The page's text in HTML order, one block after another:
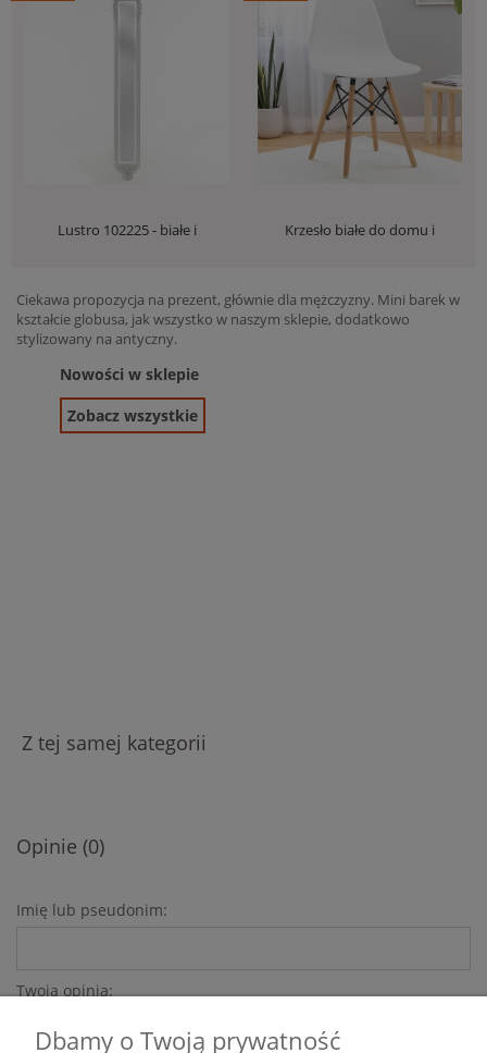
Lustro 102225 - białe i
269,00 zł
Krzesło białe do domu i
45,00 zł
135,00 zł
Ciekawa propozycja na prezent, głównie dla mężczyzny. Mini barek w
kształcie globusa, jak wszystko w naszym sklepie, dodatkowo
stylizowany na antyczny.
Nowości w sklepie
Zobacz wszystkie
Z tej samej kategorii
Opinie (0)
Imię lub pseudonim:
Twoja opinia:
Dbamy o Twoją prywatność